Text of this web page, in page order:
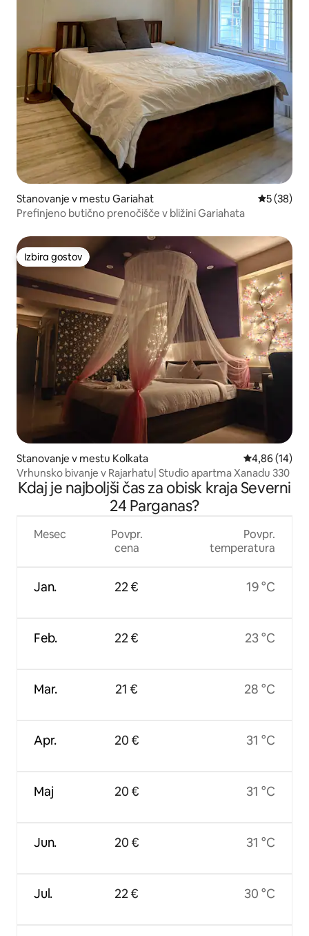
Stanovanje v mestu Gariahat
5 (38)
Prefinjeno butično prenočišče v bližini Gariahata
Izbira gostov
Izbira gostov
Stanovanje v mestu Kolkata Povprečna
4,86 (14)
Vrhunsko bivanje v Rajarhatu| Studio apartma Xanadu 330
Kdaj je najboljši čas za obisk kraja Severni
24 Parganas?
Mesec
Jan.
Feb.
Mar.
Apr.
Maj
Jun.
Jul.
Povpr.
cena
22 €
22 €
21 €
20 €
20 €
20 €
22 €
Povpr.
temperatura
19 °C
23 °C
28 °C
31 °C
31 °C
31 °C
30 °C